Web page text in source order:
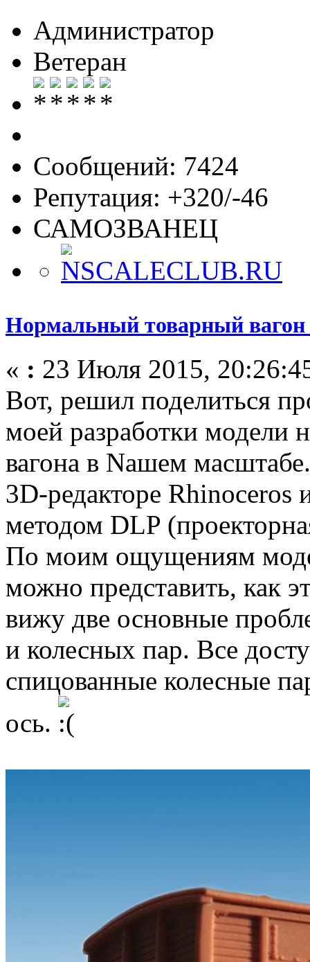
Администратор
Ветеран
Сообщений: 7424
Репутация: +320/-46
САМОЗВАНЕЦ
Нормальный товарный вагон
« : 23 Июля 2015,
Вот, решил поделиться
моей разработки модели
вагона в Nашем
3D-редакторе Rhinoceros
методом DLP
По моим ощущениям
можно представить, как
вижу две основные
и колесных пар. Все
спицованные колесные
ось.